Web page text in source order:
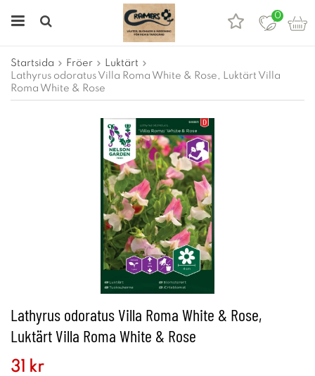
0
Startsida Fröer
Luktärt
Lathyrus odoratus Villa Roma White & Rose, Luktärt Villa
Roma White & Rose
Lathyrus odoratus Villa Roma White & Rose,
Luktärt Villa Roma White & Rose
31 kr